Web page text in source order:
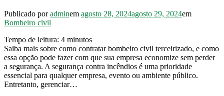
Publicado poradminem agosto 28, 2024agosto 29, 2024em
Bombeiro civil
Tempo de leitura: 4 minutos
Saiba mais sobre como contratar bombeiro civil terceirizado, e como
essa opção pode fazer com que sua empresa economize sem perder
a segurança. A segurança contra incêndios é uma prioridade
essencial para qualquer empresa, evento ou ambiente público.
Entretanto, gerenciar…